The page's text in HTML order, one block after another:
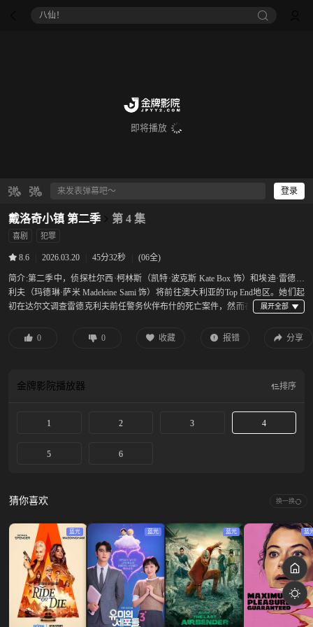
八仙！
即将播放
登录
戴洛奇小镇 第二季 第 4 集
喜剧 犯罪
8.6 2026.03.20 45分32秒 (06全)
简介:第二季中，侦探杜尔西·柯林斯（凯特·波克斯 Kate Box 饰）和埃迪·雷德克
利夫（玛德琳·萨米 Madeleine Sami 饰）将前往澳大利亚的Top End地区。她们起
初在达尔文调查雷德克利夫前任警务伙伴布什的死亡案件，然而在
手”的新调查。
0 0 收藏 报错 分享
金牌影院播放器 排序
1 2 3 4
5 6
猜你喜欢 换一换
蓝光 蓝光 蓝光 蓝